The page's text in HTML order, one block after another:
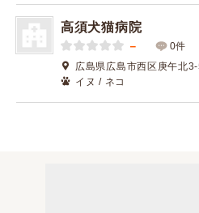
高須犬猫病院
－
0件
広島県広島市西区庚午北
イヌ / ネコ